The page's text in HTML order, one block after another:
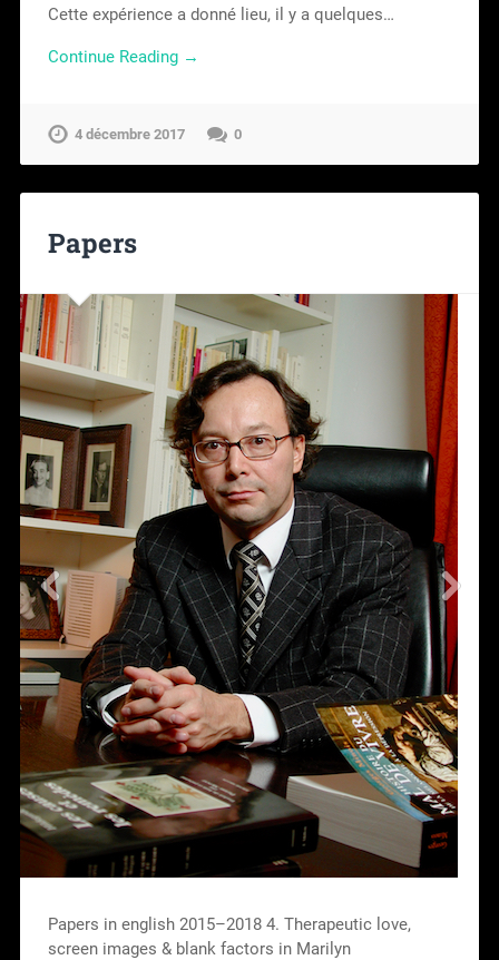
Cette expérience a donné lieu, il y a quelques…
Continue Reading →
4 décembre 2017 0
Papers
Papers in english 2015–2018 4. Therapeutic love,
screen images & blank factors in Marilyn